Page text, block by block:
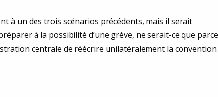
à un des trois scénarios précédents, mais il serait
à la possibilité d’une grève, ne serait-ce que parce
centrale de réécrire unilatéralement la convention